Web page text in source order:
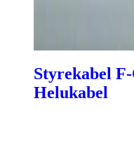
Styrekabel
Helukabel